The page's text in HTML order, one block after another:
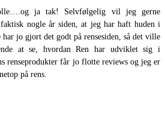
ja tak! Selvfølgelig vil jeg gerne
nogle år siden, at jeg har haft huden i
jo gjort det godt på rensesiden, så det ville
at se, hvordan Ren har udviklet sig i
renseprodukter får jo flotte reviews og jeg er
på rens.